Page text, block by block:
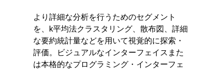
より詳細な分析を行うためのセグメント
を、k平均法クラスタリング、散布図、詳細
な要約統計量などを用いて視覚的に探索・
評価。ビジュアルなインターフェイスまた
は本格的なプログラミング・インターフェ